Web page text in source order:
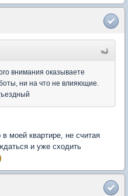
внимания оказываете
ни на что не влияющие.
моей квартире, не считая
и уже сходить